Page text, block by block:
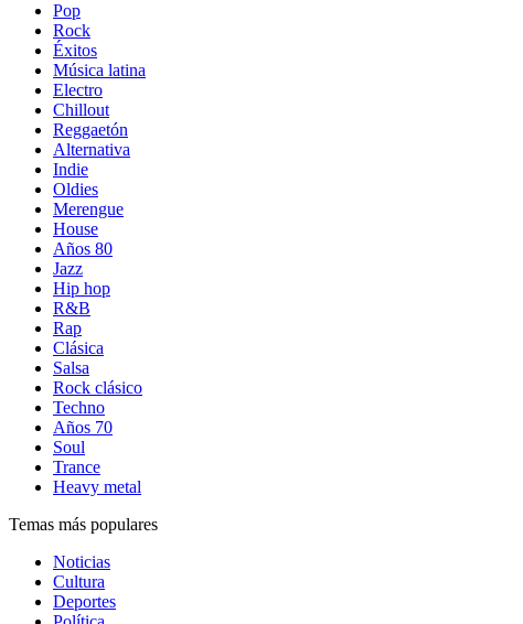
Pop
Rock
Éxitos
Música latina
Electro
Chillout
Reggaetón
Alternativa
Indie
Oldies
Merengue
House
Años 80
Jazz
Hip hop
R&B
Rap
Clásica
Salsa
Rock clásico
Techno
Años 70
Soul
Trance
Heavy metal
Temas más populares
Noticias
Cultura
Deportes